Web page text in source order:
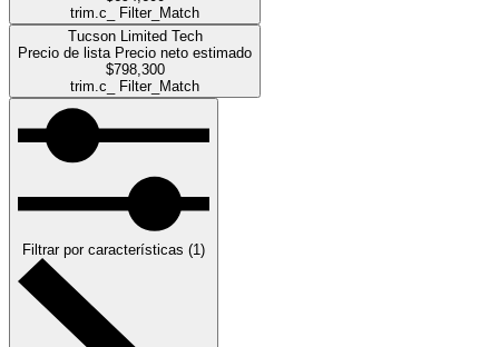
trim.c_ Filter_Match
Tucson Limited Tech
Precio de lista Precio neto estimado
$798,300
trim.c_ Filter_Match
Filtrar por características (1)